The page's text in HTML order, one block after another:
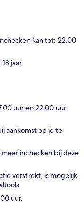
kan tot: 22.00
jaar
uur en 22.00 uur
aankomst op je te
inchecken bij deze
verstrekt, is mogelijk
uur.